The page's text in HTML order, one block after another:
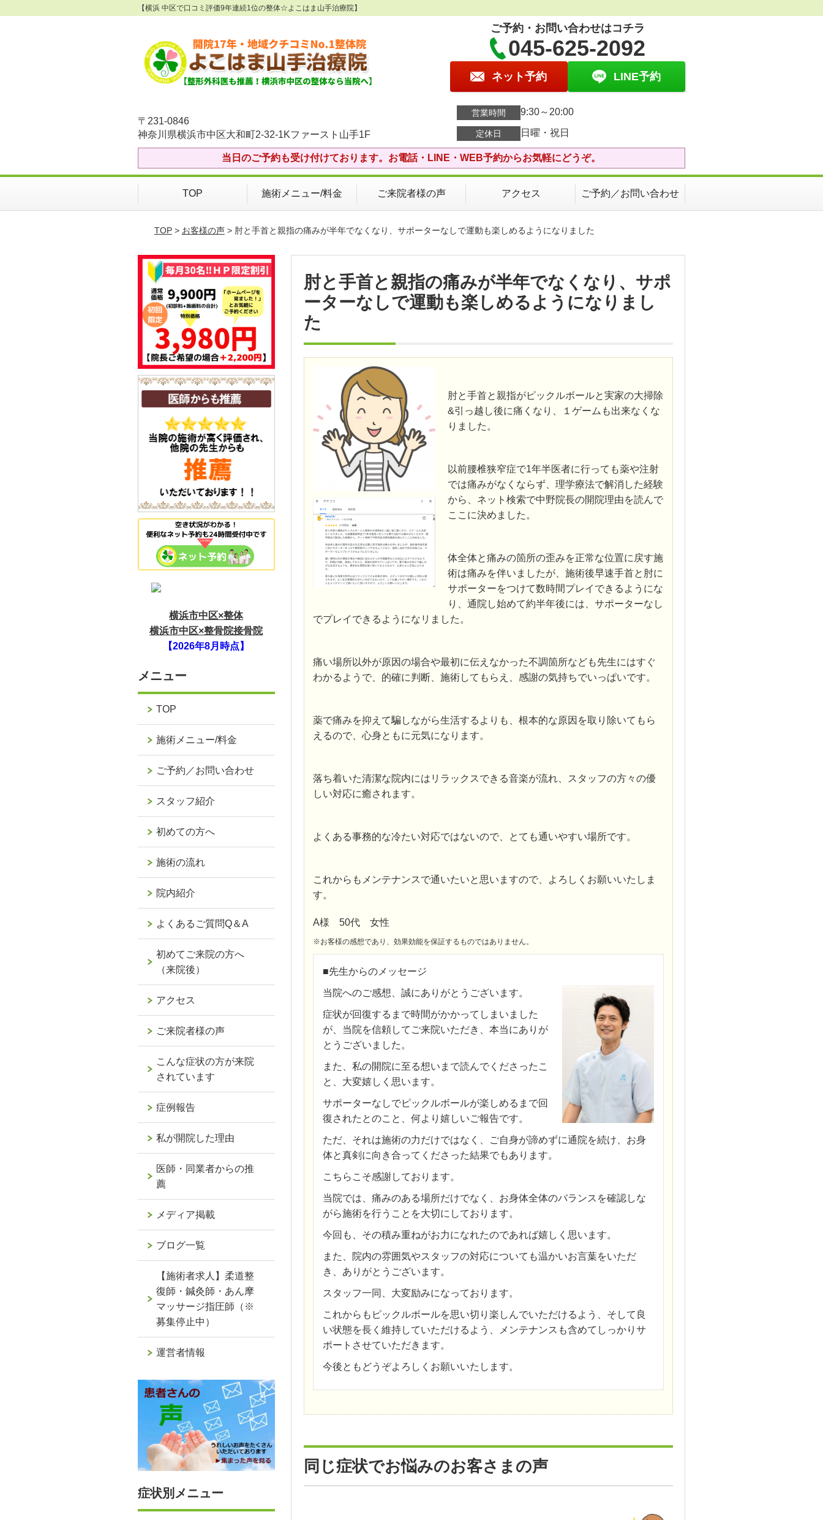
【横浜 中区で口コミ評価9年連続1位の整体☆よこはま山手治療院】
〒231-0846
神奈川県横浜市中区大和町2-32-1Kファースト山手1F
ご予約・お問い合わせはコチラ
045-625-2092
ネット予約 LINE予約
営業時間 9:30～20:00
定休日 日曜・祝日
当日のご予約も受け付けております。お電話・LINE・WEB予約からお気軽にどうぞ。
TOP 施術メニュー/料金 ご来院者様の声 アクセス ご予約／お問い合わせ
TOP> お客様の声> 肘と手首と親指の痛みが半年でなくなり、サポーターなしで運動も楽しめるようになりました
肘と手首と親指の痛みが半年でなくなり、サポ
ーターなしで運動も楽しめるようになりまし
た
肘と手首と親指がピックルボールと実家の大掃除
&引っ越し後に痛くなり、１ゲームも出来なくな
りました。
以前腰椎狭窄症で1年半医者に行っても薬や注射
では痛みがなくならず、理学療法で解消した経験
から、ネット検索で中野院長の開院理由を読んで
ここに決めました。
体全体と痛みの箇所の歪みを正常な位置に戻す施
術は痛みを伴いましたが、施術後早速手首と肘に
サポーターをつけて数時間プレイできるようにな
り、通院し始めて約半年後には、サポーターなし
でプレイできるようになリました。
痛い場所以外が原因の場合や最初に伝えなかった不調箇所なども先生にはすぐ
わかるようで、的確に判断、施術してもらえ、感謝の気持ちでいっぱいです。
薬で痛みを抑えて騙しながら生活するよりも、根本的な原因を取り除いてもら
えるので、心身ともに元気になります。
落ち着いた清潔な院内にはリラックスできる音楽が流れ、スタッフの方々の優
しい対応に癒されます。
よくある事務的な冷たい対応ではないので、とても通いやすい場所です。
これからもメンテナンスで通いたいと思いますので、よろしくお願いいたしま
す。
A様 50代 女性
※お客様の感想であり、効果効能を保証するものではありません。
■先生からのメッセージ
当院へのご感想、誠にありがとうございます。
症状が回復するまで時間がかかってしまいました
が、当院を信頼してご来院いただき、本当にありが
とうございました。
また、私の開院に至る想いまで読んでくださったこ
と、大変嬉しく思います。
サポーターなしでピックルボールが楽しめるまで回
復されたとのこと、何より嬉しいご報告です。
ただ、それは施術の力だけではなく、ご自身が諦めずに通院を続け、お身
体と真剣に向き合ってくださった結果でもあります。
こちらこそ感謝しております。
当院では、痛みのある場所だけでなく、お身体全体のバランスを確認しな
がら施術を行うことを大切にしております。
今回も、その積み重ねがお力になれたのであれば嬉しく思います。
また、院内の雰囲気やスタッフの対応についても温かいお言葉をいただ
き、ありがとうございます。
スタッフ一同、大変励みになっております。
これからもピックルボールを思い切り楽しんでいただけるよう、そして良
い状態を長く維持していただけるよう、メンテナンスも含めてしっかりサ
ポートさせていただきます。
今後ともどうぞよろしくお願いいたします。
同じ症状でお悩みのお客さまの声
横浜市中区×整体
横浜市中区×整骨院接骨院
【2026年8月時点】
メニュー
TOP
施術メニュー/料金
ご予約／お問い合わせ
スタッフ紹介
初めての方へ
施術の流れ
院内紹介
よくあるご質問Q＆A
初めてご来院の方へ
（来院後）
アクセス
ご来院者様の声
こんな症状の方が来院
されています
症例報告
私が開院した理由
医師・同業者からの推
薦
メディア掲載
ブログ一覧
【施術者求人】柔道整
復師・鍼灸師・あん摩
マッサージ指圧師（※
募集停止中）
運営者情報
症状別メニュー